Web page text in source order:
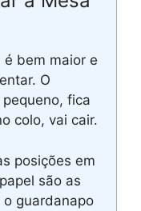
é bem maior e
O
fica
colo, vai cair.
posições em
são as
guardanapo